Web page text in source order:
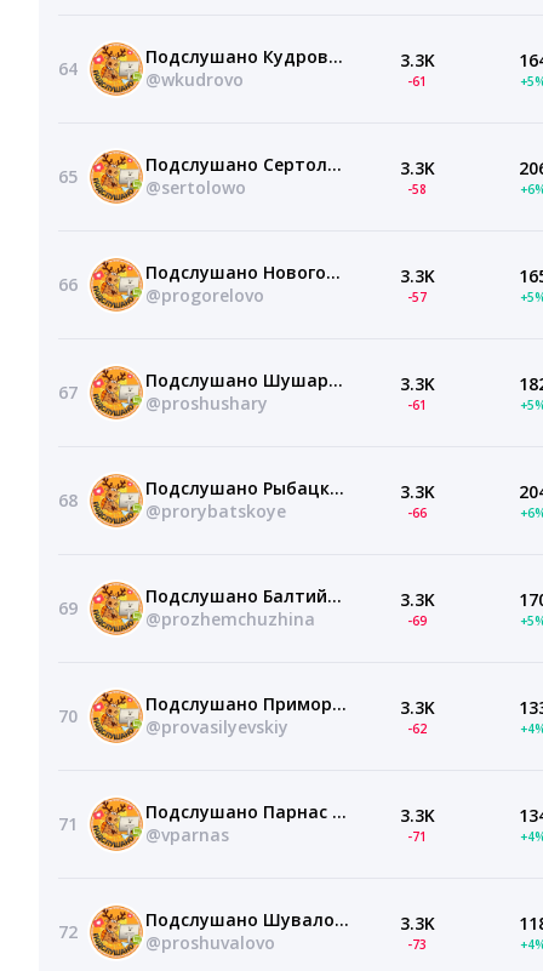
64
Подслушано Кудрово | Дыбенко | Оккервиль | 7 Столиц | Санкт-Петербург | Метро Ладожская | ЖК Австрийский квартал | Прогресс | Лендлер | Весна | Геометрия | Европейский | СПб | Питер | Работа |Вакансии
@wkudrovo
3.3K
-61
65
Подслушано Сертолово | Новое Сертолово | Санкт-Петербург | Сестрорецк | Парголово | Зеленогорск | ЖК Финский квартал | Сертолово Парк | Агалатово | СПб | Питер | Всеволожский район | Работа | Вакансии
@sertolowo
3.3K
-58
66
Подслушано Новогорелово | Горелово | Ветер перемен | Санкт-Петербург | Красное село | Новоселье | ЖК Квартал Торики | Таллинский парк | Аннинский | Новикола | Лаголово | СПб | Питер | Работа |Вакансии
@progorelovo
3.3K
-57
67
Подслушано Шушары | Купчино | Фрунзенский район | Санкт-Петербург | Метро Звёздная | Московская | Парк Победы | Московские ворота | Фрунзенская | ЖК Балканы | СПб | Питер | Работа | Вакансии
@proshushary
3.3K
-61
68
Подслушано Рыбацкое | Обухово | Металлострой | Санкт-Петербург | Метро Шушары | Пролетарская | Новосаратовка | ЖК Рыбацкая гавань | Аквилон | Ижора парк | Южная Нева | СПб | Питер | Работа | Вакансии
@prorybatskoye
3.3K
-66
69
Подслушано Балтийская Жемчужина | Автово | Нарвская | Санкт-Петербург | Красносельский район | Метро Юго-Западная | Путиловская | ЖК Солнечный город | Морская миля | СПб | Питер | Работа | Вакансии
@prozhemchuzhina
3.3K
-69
70
Подслушано Приморская | Васька | Васильевский Остров | Санкт-Петербург | Метро Василеостровская | Беговая | Зенит | Адмиралтейская | ЖК Самоцветы | Магеллан | Нахимов | СПб | Питер | Работа | Вакансии
@provasilyevskiy
3.3K
-62
71
Подслушано Парнас | Проспект просвещения | Санкт-Петербург | Метро Озерки | ЖК Лондон Парк | Байрон | Шекспир | Выборгский район | Пионерская | Девяткино | СПб | Питер | Работа | Вакансии
@vparnas
3.3K
-71
72
Подслушано Шувалово | Озерки | Приморский район | Санкт-Петербург | Метро Удельная | Парголово | Бугры | ЖК Окла | Орловский парк | Бионика Заповедная | Скандинавия | СПб | Питер | Работа | Вакансии
@proshuvalovo
3.3K
-73